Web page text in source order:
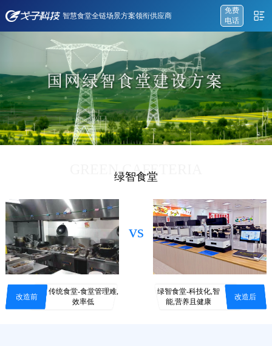
智慧食堂全链场景方案领衔供应商
免费
电话
GREEN CAFETERIA
绿智食堂
改造前
传统食堂-食堂管理难,
效率低
绿智食堂-科技化,智
能,营养且健康
改造后
vs